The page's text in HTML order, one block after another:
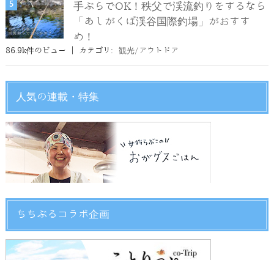
手ぶらでOK！秩父で渓流釣りをするなら
「あしがくぼ渓谷国際釣場」がおすす
め！
86.9k件のビュー カテゴリ: 観光/アウトドア
人気の連載・特集
ちちぶるコラボ企画